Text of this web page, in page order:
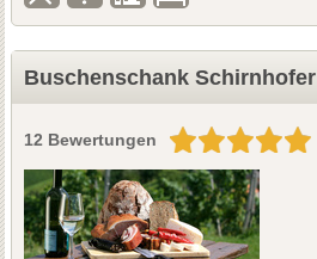
Buschenschank Schirnhofer
12 Bewertungen